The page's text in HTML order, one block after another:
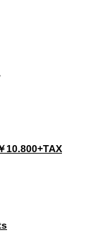
10.800+TAX